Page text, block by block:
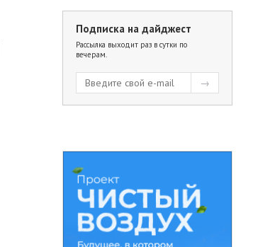
Подписка на дайджест
Рассылка выходит раз в сутки по
вечерам.